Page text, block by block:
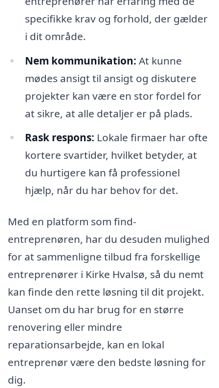
specifikke krav og forhold, der gælder
i dit område.
Nem kommunikation: At kunne
mødes ansigt til ansigt og diskutere
projekter kan være en stor fordel for
at sikre, at alle detaljer er på plads.
Rask respons: Lokale firmaer har ofte
kortere svartider, hvilket betyder, at
du hurtigere kan få professionel
hjælp, når du har behov for det.
Med en platform som find-
entreprenøren, har du desuden mulighed
for at sammenligne tilbud fra forskellige
entreprenører i Kirke Hvalsø, så du nemt
kan finde den rette løsning til dit projekt.
Uanset om du har brug for en større
renovering eller mindre
reparationsarbejde, kan en lokal
entreprenør være den bedste løsning for
dig.